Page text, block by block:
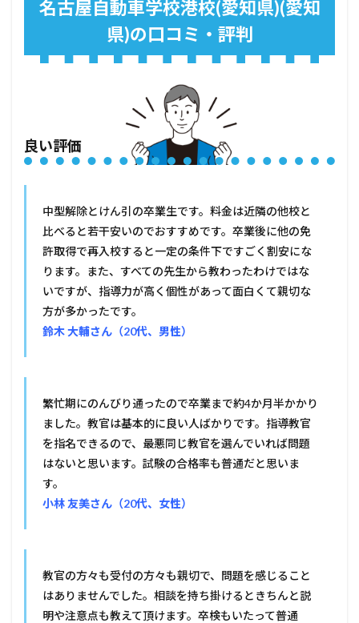
名古屋自動車学校港校(愛知県)(愛知
県)の口コミ・評判
良い評価
中型解除とけん引の卒業生です。料金は近隣の他校と
比べると若干安いのでおすすめです。卒業後に他の免
許取得で再入校すると一定の条件下ですごく割安にな
ります。また、すべての先生から教わったわけではな
いですが、指導力が高く個性があって面白くて親切な
方が多かったです。
鈴木 大輔さん（20代、男性）
繁忙期にのんびり通ったので卒業まで約4か月半かかり
ました。教官は基本的に良い人ばかりです。指導教官
を指名できるので、最悪同じ教官を選んでいれば問題
はないと思います。試験の合格率も普通だと思いま
す。
小林 友美さん（20代、女性）
教官の方々も受付の方々も親切で、問題を感じること
はありませんでした。相談を持ち掛けるときちんと説
明や注意点も教えて頂けます。卒検もいたって普通